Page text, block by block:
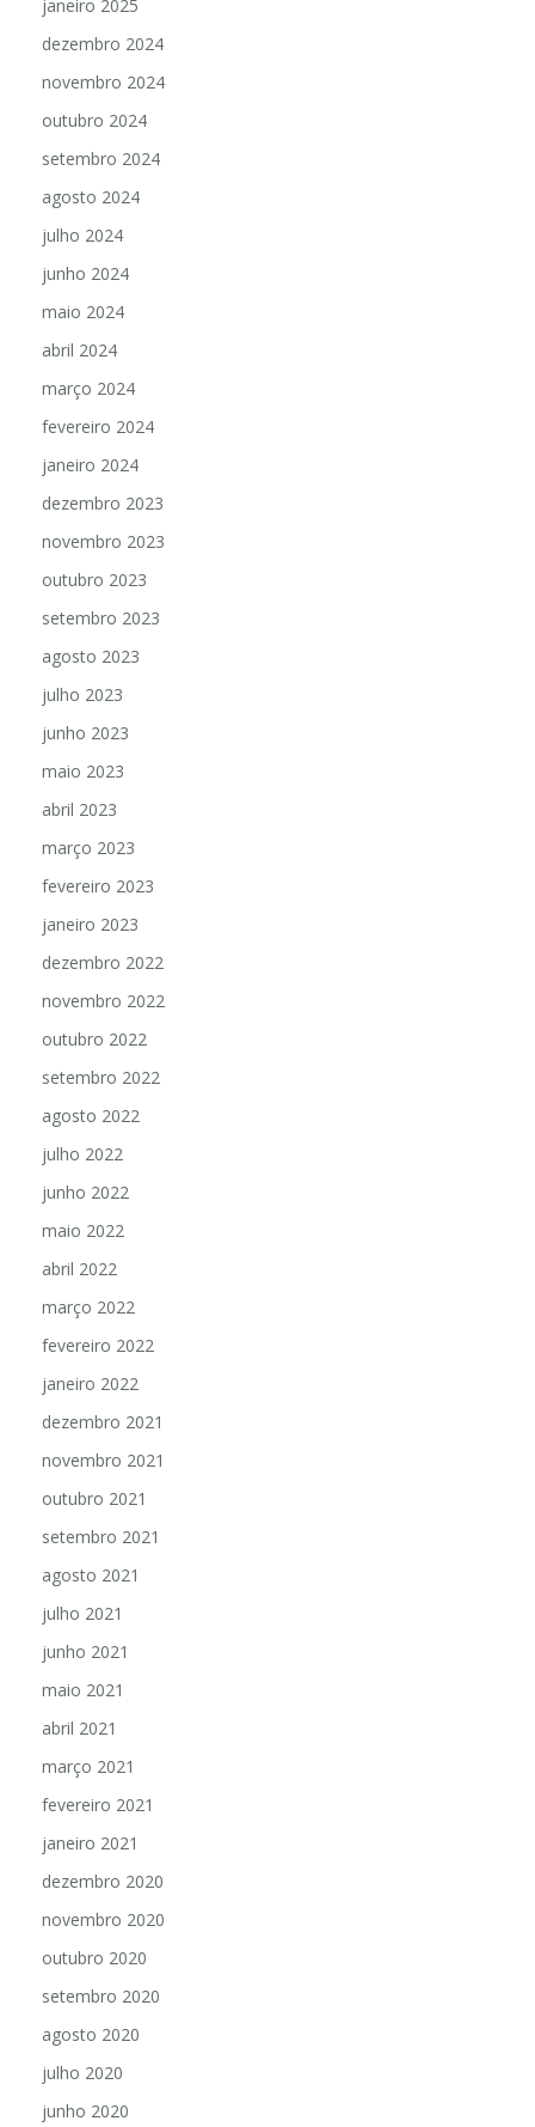
janeiro 2025
dezembro 2024
novembro 2024
outubro 2024
setembro 2024
agosto 2024
julho 2024
junho 2024
maio 2024
abril 2024
março 2024
fevereiro 2024
janeiro 2024
dezembro 2023
novembro 2023
outubro 2023
setembro 2023
agosto 2023
julho 2023
junho 2023
maio 2023
abril 2023
março 2023
fevereiro 2023
janeiro 2023
dezembro 2022
novembro 2022
outubro 2022
setembro 2022
agosto 2022
julho 2022
junho 2022
maio 2022
abril 2022
março 2022
fevereiro 2022
janeiro 2022
dezembro 2021
novembro 2021
outubro 2021
setembro 2021
agosto 2021
julho 2021
junho 2021
maio 2021
abril 2021
março 2021
fevereiro 2021
janeiro 2021
dezembro 2020
novembro 2020
outubro 2020
setembro 2020
agosto 2020
julho 2020
junho 2020